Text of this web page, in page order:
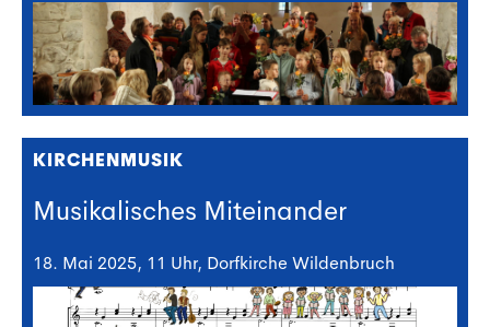
KIRCHENMUSIK
Musikalisches Miteinander
18. Mai 2025, 11 Uhr, Dorfkirche Wildenbruch